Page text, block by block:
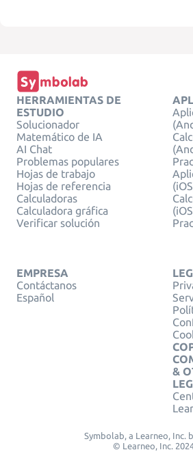
HERRAMIENTAS DE
ESTUDIO
Solucionador
Matemático de IA
AI Chat
Problemas populares
Hojas de trabajo
Hojas de referencia
Calculadoras
Calculadora gráfica
Verificar solución
EMPRESA
Contáctanos
Español
&
Symbolab, a Learneo, Inc.
© Learneo, Inc.